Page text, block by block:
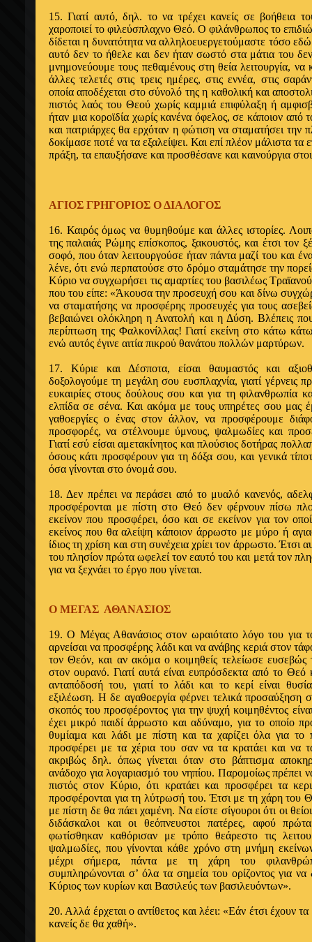
15. Γιατί αυτό, δηλ. το να τρέχει κανείς σε βοήθεια
χαροποιεί το φιλεύσπλαχνο Θεό. Ο φιλάνθρωπος το
δίδεται η δυνατότητα να αλληλοευεργετούμαστε τόσο
αυτό δεν το ήθελε και δεν ήταν σωστό στα μάτια του
μνημονεύουμε τους πεθαμέ­νους στη θεία λειτουργία, να
άλλες τελετές στις τρεις ημέρες, στις εννέα, στις
οποία αποδέχεται στο σύνολό της η καθολική και
πιστός λαός του Θεού χωρίς καμμιά επιφύλαξη ή
ήταν μια κοροϊδία χωρίς κανένα όφελος, σε κάποιον από
και πατριάρχες θα ερχόταν η φώτιση να σταματήσει
δοκίμασε ποτέ να τα εξα­λείψει. Και επί πλέον μάλιστα
πράξη, τα επαυξήσανε και προσθέσανε και καινούργια
ΑΓΙΟΣ ΓΡΗΓΟΡΙΟΣ Ο ΔΙΑΛΟΓΟΣ
16. Καιρός όμως να θυμηθούμε και άλλες ι­στορίες.
της παλαιάς Ρώμης επίσκοπος, ξακουστός, και έτσι τον
σοφό, που ό­ταν λειτουργούσε ήταν πάντα μαζί του και
λένε, ότι ενώ περπα­τούσε στο δρόμο σταμάτησε την
Κύριο να συγχωρήσει τις α­μαρτίες του βασιλέως
που του είπε: «Άκουσα την προ­σευχή σου και δίνω
να σταματήσης να προσφέρης προσευ­χές για τους
βεβαιώνει ολόκληρη η Ανατολή και η Δύση. Βλέπεις
περίπτωση της Φαλκονίλλας! Γιατί εκείνη στο κάτω
ενώ αυτός έγινε αιτία πικρού θανάτου πολλών μαρτύρων.
17. Κύριε και Δέσποτα, είσαι θαυμαστός και
δοξολογούμε τη μεγάλη σου ευσπλαχνία, γιατί γέρνεις
ευκαιρίες στους δούλους σου και για τη φιλανθρωπία
ελπίδα σε σένα. Και ακόμα με τους υπηρέτες σου μας
γαθοεργίες ο ένας στον άλλον, να προσφέρουμε
προσφορές, να στέλνουμε ύμνους, ψαλμωδίες και
Γιατί εσύ είσαι αμετακίνητος και πλούσιος δοτήρας
όσους κάτι προσφέρουν για τη δό­ξα σου, και γενικά
όσα γίνονται στο όνομά σου.
18. Δεν πρέπει να περάσει από το μυαλό κανε­νός,
προσφέ­ρονται με πίστη στο Θεό δεν φέρνουν πίσω
εκείνον που προσφέ­ρει, όσο και σε εκείνον για τον
εκείνος που θα αλείψη κάποιον άρρωστο με μύρο ή
ίδιος τη χρίση και στη συνέχεια χρίει τον άρρωστο. Έτσι
του πλησίον πρώτα ωφελεί τον εαυτό του και με­τά τον
για να ξεχνάει το έργο που γίνεται.
Ο ΜΕΓΑΣ ΑΘΑΝΑΣΙΟΣ
19. Ο Μέγας Αθανάσιος στον ωραιότατο λό­γο του για
αρνεί­σαι να προσφέρης λάδι και να ανάβης κεριά στον
τον Θεόν, και αν ακόμα ο κοιμηθείς τελείωσε ευσεβώς
στον ουρανό. Γιατί αυτά είναι ευπρόσδεκτα από το Θεό
ανταπόδοσή του, γιατί το λάδι και το κερί είναι
εξιλέωση. Η δε αγαθοεργία φέρνει τελικά
σκο­πός του προσφέροντος για την ψυχή κοιμηθέντος
έχει μικρό παιδί άρρωστο και αδύναμο, για το οποίο
θυμίαμα και λάδι με πίστη και τα χαρίζει όλα για το
προσφέρει με τα χέρια του σαν να τα κρατάει και να
ακριβώς δηλ. όπως γίνεται όταν στο βάπτισμα
ανάδοχο για λογαριασμό του νηπίου. Παρομοίως πρέπει
πιστός στον Κύριο, ότι κρατάει και προσφέρει τα
προσφέρονται για τη λύτρωσή του. Έτσι με τη χάρη του
με πίστη δε θα πάει χαμένη. Να είστε σίγουροι ότι οι
διδάσκαλοι και οι θεόπνευστοι πατέρες, αφού
φωτίσθηκαν καθόρισαν με τρόπο θεάρεστο τις
ψαλμωδίες, που γίνονται κάθε χρόνο στη μνήμη
μέχρι σήμερα, πάντα με τη χάρη του
συμπληρώνονται σ’ όλα τα σημεία του ορίζοντος για να
Κύριος των κυρίων και Βασι­λεύς των βασιλευόντων».
20. Αλλά έρχεται ο αντίθετος και λέει: «Εάν έτσι έχουν
κα­νείς δε θα χαθή».